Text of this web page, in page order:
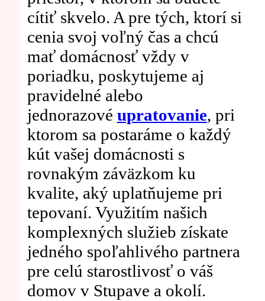
cítiť skvelo. A pre tých, ktorí si
cenia svoj voľný čas a chcú
mať domácnosť vždy v
poriadku, poskytujeme aj
pravidelné alebo
jednorazové upratovanie, pri
ktorom sa postaráme o každý
kút vašej domácnosti s
rovnakým záväzkom ku
kvalite, aký uplatňujeme pri
tepovaní. Využitím našich
komplexných služieb získate
jedného spoľahlivého partnera
pre celú starostlivosť o váš
domov v Stupave a okolí.